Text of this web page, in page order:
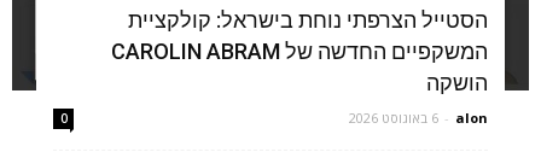
הסטייל הצרפתי נוחת בישראל: קולקציית
המשקפיים החדשה של CAROLIN ABRAM
הושקה
alon
- 6 באוגוסט 2026 0